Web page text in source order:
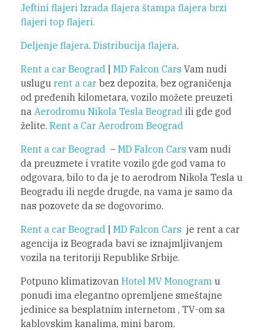
Jeftini flajeri Izrada flajera štampa flajera brzi
flajeri top flajeri.
Deljenje flajera. Distribucija flajera.
Rent a car Beograd
MD Falcon Cars Vam nudi
uslugu rent a car bez depozita, bez ograničenja
od pređenih kilometara, vozilo možete preuzeti
na Aerodromu Nikola Tesla Beograd ili gde god
želite. Rent a Car Aerodrom Beograd
Rent a car Beograd – MD Falcon Cars vam nudi
da preuzmete i vratite vozilo gde god vama to
odgovara, bilo to da je to aerodrom Nikola Tesla u
Beogradu ili negde drugde, na vama je samo da
nas pozovete da se dogovorimo.
Rent a car Beograd
MD Falcon Cars je rent a car
agencija iz Beograda bavi se iznajmljivanjem
vozila na teritoriji Republike Srbije.
Potpuno klimatizovan Hotel MV Monogram u
ponudi ima elegantno opremljene smeštajne
jedinice sa besplatnim internetom , TV-om sa
kablovskim kanalima, mini barom.